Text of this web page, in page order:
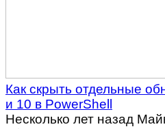
Как скрыть отдельные
и 10 в PowerShell
Несколько лет назад